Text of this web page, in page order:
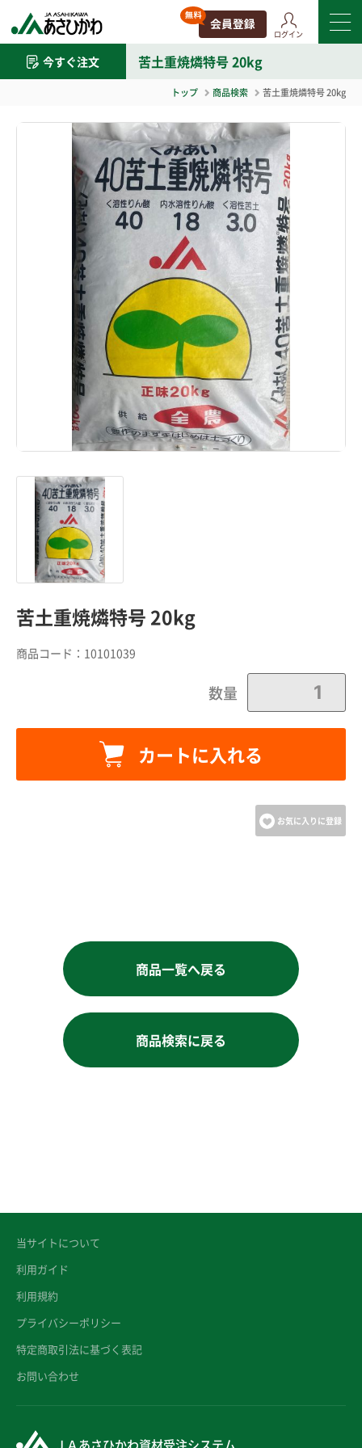
ログイン
今すぐ注文 苦土重焼燐特号 20kg
トップ 商品検索 苦土重焼燐特号 20kg
苦土重焼燐特号 20kg
商品コード： 10101039
数量
カートに入れる
カートに追加しました。
カートへ進む
お気に入りに登録
商品一覧へ戻る
商品検索に戻る
当サイトについて
利用ガイド
利用規約
プライバシーポリシー
特定商取引法に基づく表記
お問い合わせ
ＪＡあさひかわ資材受注システム